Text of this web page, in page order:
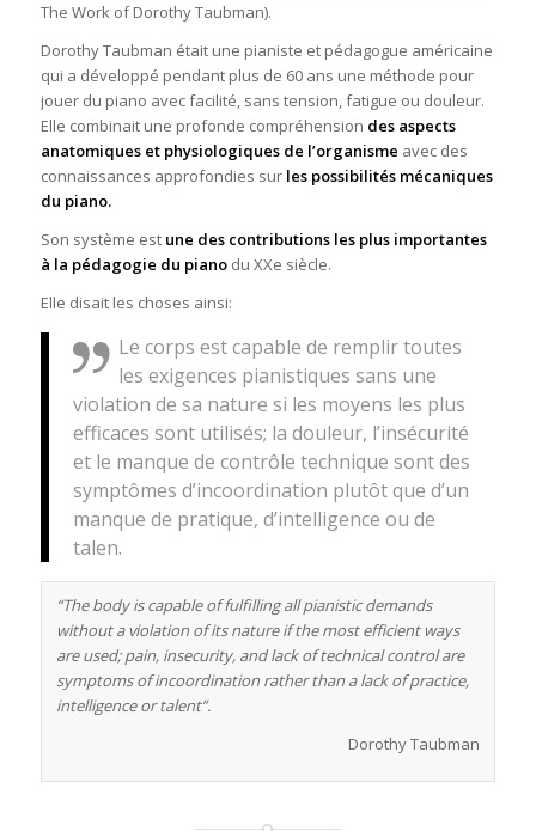
The Work of Dorothy Taubman).
Dorothy Taubman était une pianiste et pédagogue américaine
qui a développé pendant plus de 60 ans une méthode pour
jouer du piano avec facilité, sans tension, fatigue ou douleur.
Elle combinait une profonde compréhension des aspects
anatomiques et physiologiques de l’organisme avec des
connaissances approfondies surles possibilités mécaniques
du piano.
Son système est une des contributions les plus importantes
à la pédagogie du pianodu XXe siècle.
Elle disait les choses ainsi:
Le corps est capable de remplir toutes
les exigences pianistiques sans une
violation de sa nature si les moyens les plus
efficaces sont utilisés; la douleur, l’insécurité
et le manque de contrôle technique sont des
symptômes d’incoordination plutôt que d’un
manque de pratique, d’intelligence ou de
talen.
“The body is capable of fulfilling all pianistic demands
without a violation of its nature if the most efficient ways
are used; pain, insecurity, and lack of technical control are
symptoms of incoordination rather than a lack of practice,
intelligence or talent”.
Dorothy Taubman